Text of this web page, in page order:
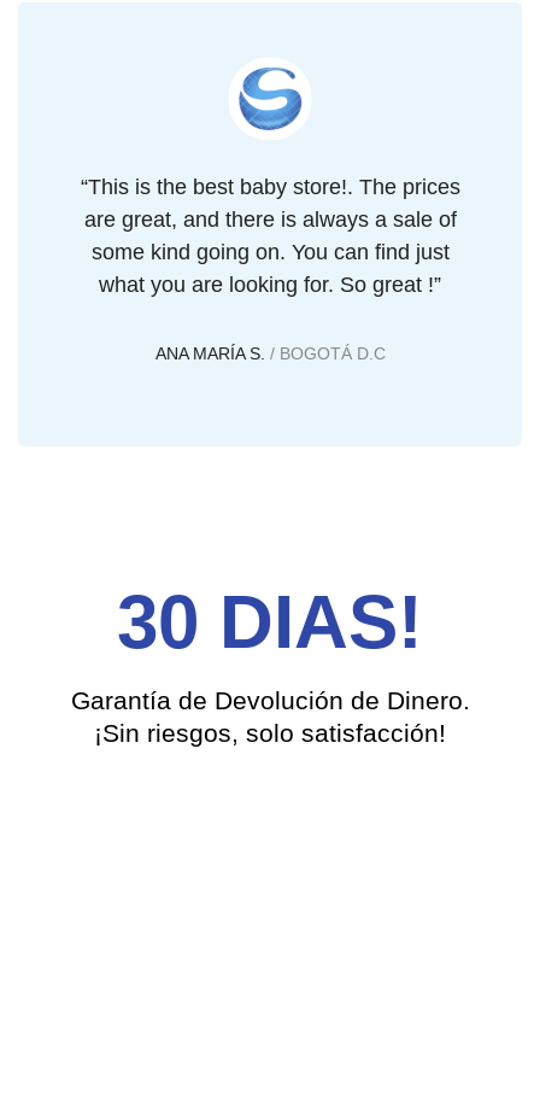
“This is the best baby store!. The prices
are great, and there is always a sale of
some kind going on. You can find just
what you are looking for. So great !”
ANA MARÍA S. / BOGOTÁ D.C
30 DIAS!
Garantía de Devolución de Dinero.
¡Sin riesgos, solo satisfacción!